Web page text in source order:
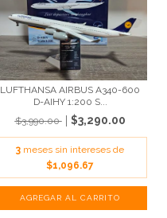
LUFTHANSA AIRBUS A340-600
D-AIHY 1:200 S...
$3,990.00
$3,290.00
3 meses sin intereses de
$1,096.67